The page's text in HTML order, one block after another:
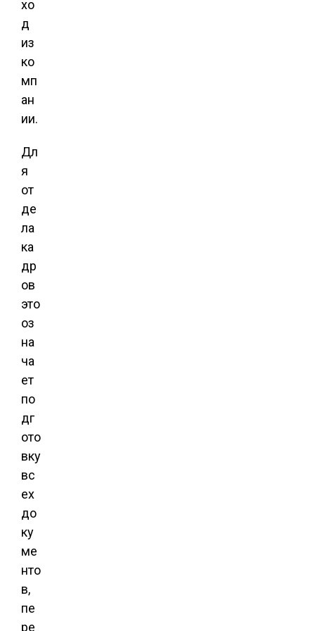
хо
д
из
ко
мп
ан
ии.
Дл
я
от
де
ла
ка
др
ов
это
оз
на
ча
ет
по
дг
ото
вку
вс
ех
до
ку
ме
нто
в,
пе
ре